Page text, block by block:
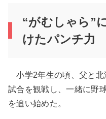
“がむしゃら”
けたパンチ力
小学2年生の頃、父と北
試合を観戦し、一緒に野
を追い始めた。